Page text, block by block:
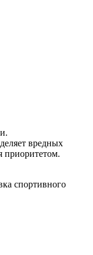
вредных
приоритетом.
спортивного